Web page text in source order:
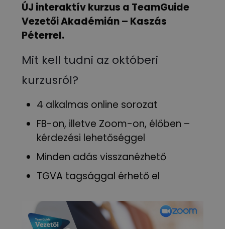
ÚJ interaktív kurzus a TeamGuide
Vezetői Akadémián – Kaszás
Péterrel.
Mit kell tudni az októberi
kurzusról?
4 alkalmas online sorozat
FB-on, illetve Zoom-on, élőben –
kérdezési lehetőséggel
Minden adás visszanézhető
TGVA tagsággal érhető el